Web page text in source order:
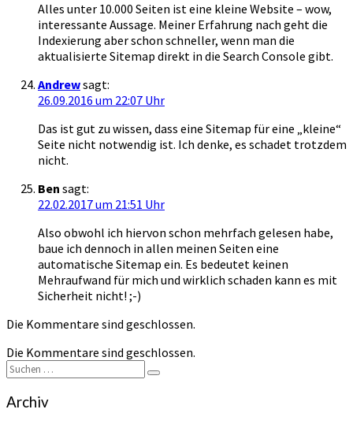
Alles unter 10.000 Seiten ist eine kleine Website – wow,
interessante Aussage. Meiner Erfahrung nach geht die
Indexierung aber schon schneller, wenn man die
aktualisierte Sitemap direkt in die Search Console gibt.
Andrewsagt:
26.09.2016 um 22:07 Uhr
Das ist gut zu wissen, dass eine Sitemap für eine „kleine“
Seite nicht notwendig ist. Ich denke, es schadet trotzdem
nicht.
Ben sagt:
22.02.2017 um 21:51 Uhr
Also obwohl ich hiervon schon mehrfach gelesen habe,
baue ich dennoch in allen meinen Seiten eine
automatische Sitemap ein. Es bedeutet keinen
Mehraufwand für mich und wirklich schaden kann es mit
Sicherheit nicht! ;-)
Die Kommentare sind geschlossen.
Die Kommentare sind geschlossen.
Suchen
nach:
Suchen
Archiv